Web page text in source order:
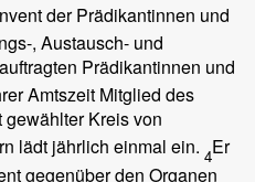
der Prädikantinnen und
, Austausch- und
Prädikantinnen und
Amtszeit Mitglied des
Kreis von
lädt jährlich einmal ein. 4Er
gegenüber den Organen